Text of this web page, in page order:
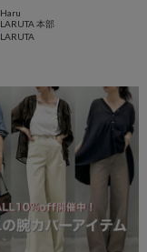
Haru
LARUTA 本部
LARUTA